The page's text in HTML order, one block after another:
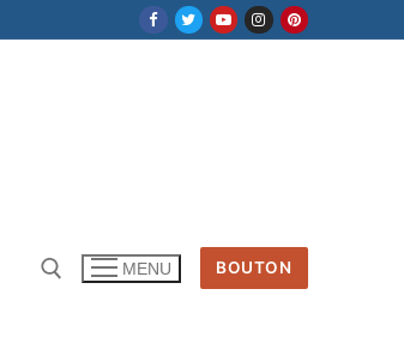
MENU BOUTON